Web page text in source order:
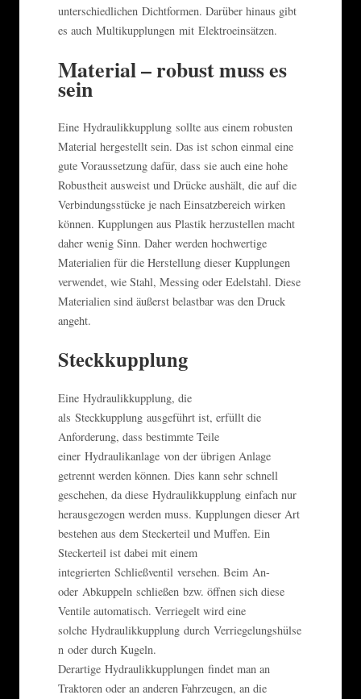
unterschiedlichen Dichtformen. Darüber hinaus gibt
es auch Multikupplungen mit Elektroeinsätzen.
Material – robust muss es
sein
Eine Hydraulikkupplung sollte aus einem robusten
Material hergestellt sein. Das ist schon einmal eine
gute Voraussetzung dafür, dass sie auch eine hohe
Robustheit ausweist und Drücke aushält, die auf die
Verbindungsstücke je nach Einsatzbereich wirken
können. Kupplungen aus Plastik herzustellen macht
daher wenig Sinn. Daher werden hochwertige
Materialien für die Herstellung dieser Kupplungen
verwendet, wie Stahl, Messing oder Edelstahl. Diese
Materialien sind äußerst belastbar was den Druck
angeht.
Steckkupplung
Eine Hydraulikkupplung, die
als Steckkupplung ausgeführt ist, erfüllt die
Anforderung, dass bestimmte Teile
einer Hydraulikanlage von der übrigen Anlage
getrennt werden können. Dies kann sehr schnell
geschehen, da diese Hydraulikkupplung einfach nur
herausgezogen werden muss. Kupplungen dieser Art
bestehen aus dem Steckerteil und Muffen. Ein
Steckerteil ist dabei mit einem
integrierten Schließventil versehen. Beim An-
oder Abkuppeln schließen bzw. öffnen sich diese
Ventile automatisch. Verriegelt wird eine
solche Hydraulikkupplung durch Verriegelungshülse
n oder durch Kugeln.
Derartige Hydraulikkupplungen findet man an
Traktoren oder an anderen Fahrzeugen, an die